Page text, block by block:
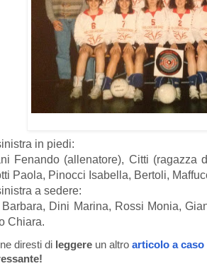
in piedi:
Fenando (allenatore), Citti (ragazza
Paola, Pinocci Isabella, Bertoli,
a sedere:
Barbara, Dini Marina, Rossi Monia,
Chiara.
diresti di leggere un altro articolo a caso